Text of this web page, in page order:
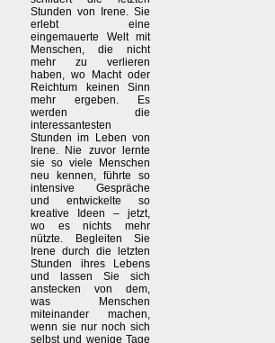
Stunden von Irene. Sie
erlebt eine
eingemauerte Welt mit
Menschen, die nicht
mehr zu verlieren
haben, wo Macht oder
Reichtum keinen Sinn
mehr ergeben. Es
werden die
interessantesten
Stunden im Leben von
Irene. Nie zuvor lernte
sie so viele Menschen
neu kennen, führte so
intensive Gespräche
und entwickelte so
kreative Ideen – jetzt,
wo es nichts mehr
nützte. Begleiten Sie
Irene durch die letzten
Stunden ihres Lebens
und lassen Sie sich
anstecken von dem,
was Menschen
miteinander machen,
wenn sie nur noch sich
selbst und wenige Tage